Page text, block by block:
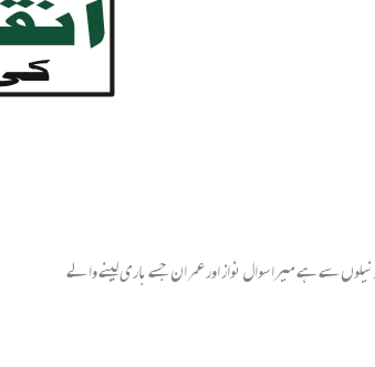
سے ہے میرا سوال نواز اور عمران جسے باری لینے والے